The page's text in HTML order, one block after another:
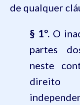
de qualquer
§ 1º. O
partes
neste
direito